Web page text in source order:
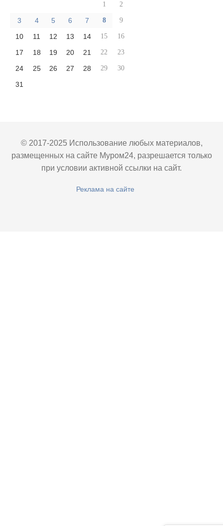
1 2
3 4 5 6 7 8 9
10 11 12 13 14 15 16
17 18 19 20 21 22 23
24 25 26 27 28 29 30
31
© 2017-2025 Использование любых материалов,
размещенных на сайте Муром24, разрешается только
при условии активной ссылки на сайт.
Реклама на сайте